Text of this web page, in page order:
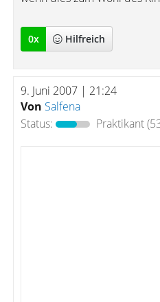
0x Hilfreich
9. Juni 2007 | 21:24
Von Salfena
Status:
Praktikant